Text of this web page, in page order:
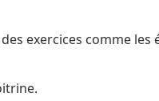
exercices comme les